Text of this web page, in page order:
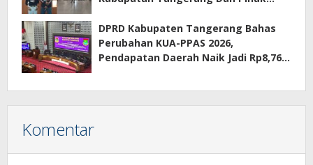
Terkait Sewa Kamar Per Jam
DPRD Kabupaten Tangerang Bahas
Perubahan KUA-PPAS 2026,
Pendapatan Daerah Naik Jadi Rp8,76
Komentar